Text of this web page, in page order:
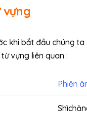
vựng
khi bắt đầu chúng
vựng liên quan :
Phiên